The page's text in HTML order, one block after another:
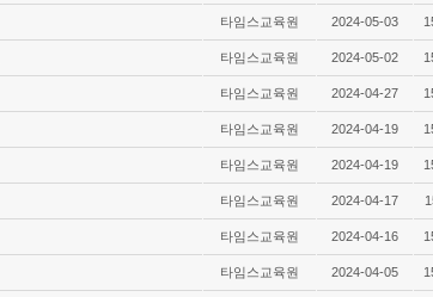
타임스교육원 2024-05-03
타임스교육원 2024-05-02
타임스교육원 2024-04-27
타임스교육원 2024-04-19
타임스교육원 2024-04-19
타임스교육원 2024-04-17
타임스교육원 2024-04-16
타임스교육원 2024-04-05